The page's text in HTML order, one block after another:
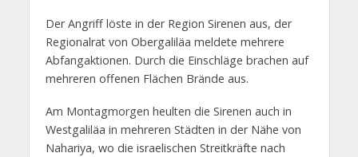
Der Angriff löste in der Region Sirenen aus, der
Regionalrat von Obergaliläa meldete mehrere
Abfangaktionen. Durch die Einschläge brachen auf
mehreren offenen Flächen Brände aus.
Am Montagmorgen heulten die Sirenen auch in
Westgaliläa in mehreren Städten in der Nähe von
Nahariya, wo die israelischen Streitkräfte nach